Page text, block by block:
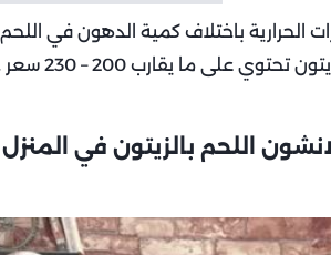
على ما يقارب 200 – 230 سعر حراري.
اللحم بالزيتون في المنزل